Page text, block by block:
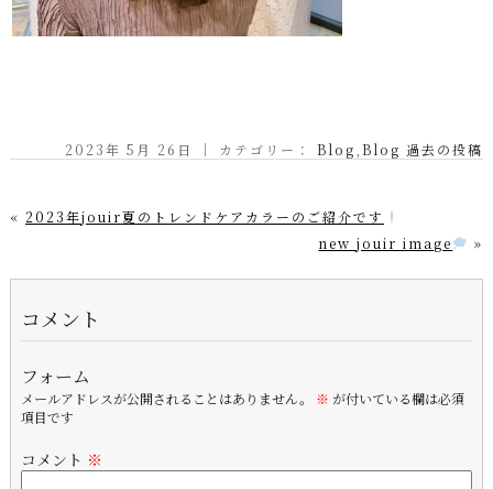
2023年 5月 26日 ｜ カテゴリー：Blog ,Blog 過去の投稿
« 2023年jouir夏のトレンドケアカラーのご紹介です
new jouir image
»
コメント
フォーム
メールアドレスが公開されることはありません。 ※ が付いている欄は必須
項目です
コメント ※